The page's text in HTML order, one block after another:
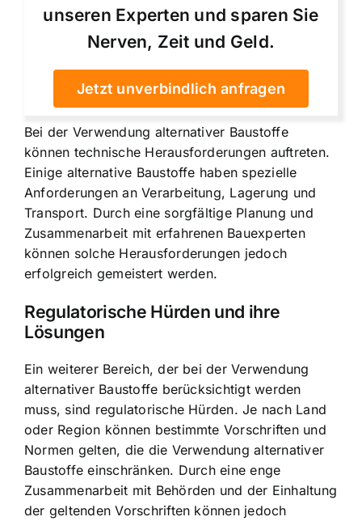
unseren Experten und sparen Sie
Nerven, Zeit und Geld.
Jetzt unverbindlich anfragen
Bei der Verwendung alternativer Baustoffe
können technische Herausforderungen auftreten.
Einige alternative Baustoffe haben spezielle
Anforderungen an Verarbeitung, Lagerung und
Transport. Durch eine sorgfältige Planung und
Zusammenarbeit mit erfahrenen Bauexperten
können solche Herausforderungen jedoch
erfolgreich gemeistert werden.
Regulatorische Hürden und ihre
Lösungen
Ein weiterer Bereich, der bei der Verwendung
alternativer Baustoffe berücksichtigt werden
muss, sind regulatorische Hürden. Je nach Land
oder Region können bestimmte Vorschriften und
Normen gelten, die die Verwendung alternativer
Baustoffe einschränken. Durch eine enge
Zusammenarbeit mit Behörden und der Einhaltung
der geltenden Vorschriften können jedoch